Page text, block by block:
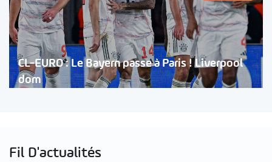
CL-EURO : Le Bayern passe à Paris ! Liverpool
dom
Fil D'actualités